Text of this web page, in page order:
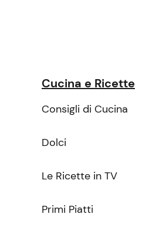
Cucina e Ricette
Consigli di Cucina
Dolci
Le Ricette in TV
Primi Piatti